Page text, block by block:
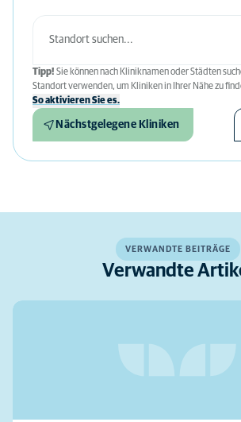
Tipp! Sie können nach Kliniknamen oder Städten
Standort verwenden, um Kliniken in Ihrer Nähe zu
So aktivieren Sie es.
Nächstgelegene Kliniken
VERWANDTE BEITRÄGE
Verwandte